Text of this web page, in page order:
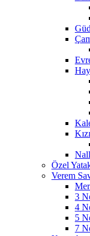
Özel
Verem
3
4
5
7